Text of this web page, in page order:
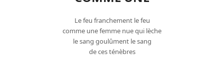
Le feu franchement le feu
comme une femme nue qui lèche
le sang goulûment le sang
de ces ténèbres